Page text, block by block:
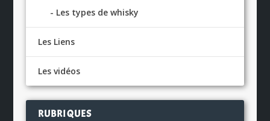
Les types de whisky
Les Liens
Les vidéos
RUBRIQUES